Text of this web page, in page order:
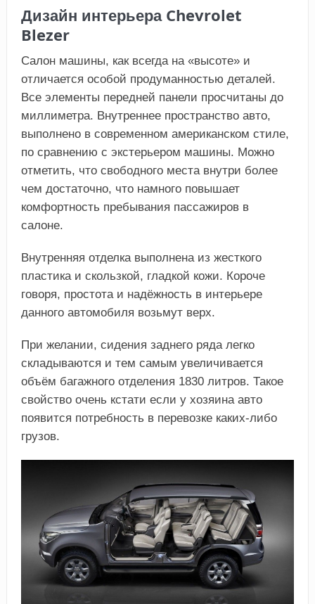
Дизайн интерьера Chevrolet
Blezer
Салон машины, как всегда на «высоте» и
отличается особой продуманностью деталей.
Все элементы передней панели просчитаны до
миллиметра. Внутреннее пространство авто,
выполнено в современном американском стиле,
по сравнению с экстерьером машины. Можно
отметить, что свободного места внутри более
чем достаточно, что намного повышает
комфортность пребывания пассажиров в
салоне.
Внутренняя отделка выполнена из жесткого
пластика и скользкой, гладкой кожи. Короче
говоря, простота и надёжность в интерьере
данного автомобиля возьмут верх.
При желании, сидения заднего ряда легко
складываются и тем самым увеличивается
объём багажного отделения 1830 литров. Такое
свойство очень кстати если у хозяина авто
появится потребность в перевозке каких-либо
грузов.